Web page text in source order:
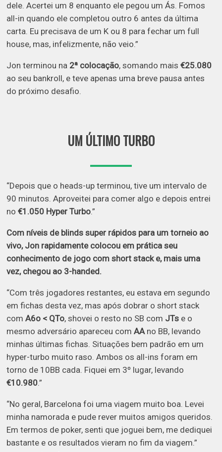
dele. Acertei um 8 enquanto ele pegou um Ás. Fomos
all-in quando ele completou outro 6 antes da última
carta. Eu precisava de um K ou 8 para fechar um full
house, mas, infelizmente, não veio.”
Jon terminou na 2ª colocação, somando mais€25.080
ao seu bankroll, e teve apenas uma breve pausa antes
do próximo desafio.
UM ÚLTIMO TURBO
“Depois que o heads-up terminou, tive um intervalo de
90 minutos. Aproveitei para comer algo e depois entrei
no€1.050 Hyper Turbo.”
Com níveis de blinds super rápidos para um torneio ao
vivo, Jon rapidamente colocou em prática seu
conhecimento de jogo com short stack e, mais uma
vez, chegou ao 3-handed.
“Com três jogadores restantes, eu estava em segundo
em fichas desta vez, mas após dobrar o short stack
comA6o < QTo, shovei o resto no SB com JTs e o
mesmo adversário apareceu comAA no BB, levando
minhas últimas fichas. Situações bem padrão em um
hyper-turbo muito raso. Ambos os all-ins foram em
torno de 10BB cada. Fiquei em 3º lugar, levando
€10.980.”
“No geral, Barcelona foi uma viagem muito boa. Levei
minha namorada e pude rever muitos amigos queridos.
Em termos de poker, senti que joguei bem, me dediquei
bastante e os resultados vieram no fim da viagem.”